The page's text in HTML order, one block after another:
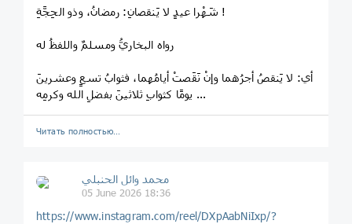
شَهْرا عيدٍ لا يَنقصانِ: رمضانُ، وذو الحِجَّةِ !
رواه البخاريُّ ومسلمٌ واللفظُ له
أي: لا يَنقصُ أجرُهما وإنْ نَقَصتْ أيامُهما، فثوابُ تسعٍ وعشرينَ
يومًا كثوابِ ثلاثينَ بفضلِ الله وكرمِه ...
Читать полностью…
محمد وائل الحنبلي
05 June 2026 18:36
https://www.instagram.com/reel/DXpAabNiIxp/?